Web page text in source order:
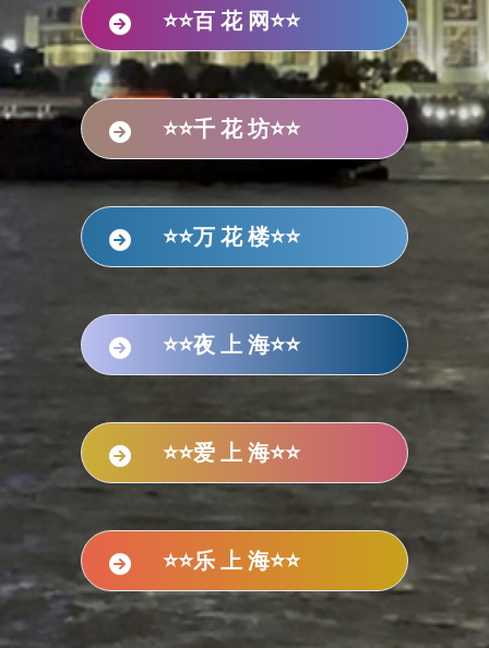
⭐⭐百 花 网⭐⭐
⭐⭐千 花 坊⭐⭐
⭐⭐万 花 楼⭐⭐
⭐⭐夜 上 海⭐⭐
⭐⭐爱 上 海⭐⭐
⭐⭐乐 上 海⭐⭐